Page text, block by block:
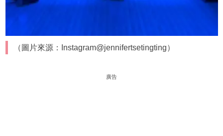
（圖片來源：Instagram@jennifertsetingting）
廣告